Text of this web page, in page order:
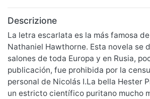
Descrizione
La letra escarlata es la más famosa
Nathaniel Hawthorne. Esta novela se
salones de toda Europa y en Rusia,
publicación, fue prohibida por la
personal de Nicolás I.La bella Hester
un estricto científico puritano mucho